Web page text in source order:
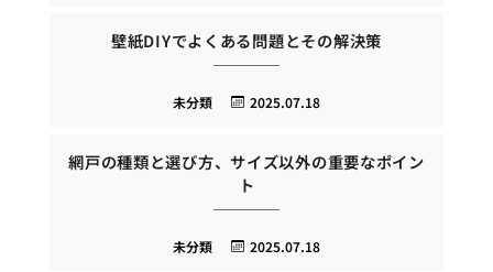
壁紙DIYでよくある問題とその解決策
2025.07.18
未分類
網戸の種類と選び方、サイズ以外の重要なポイン
ト
2025.07.18
未分類